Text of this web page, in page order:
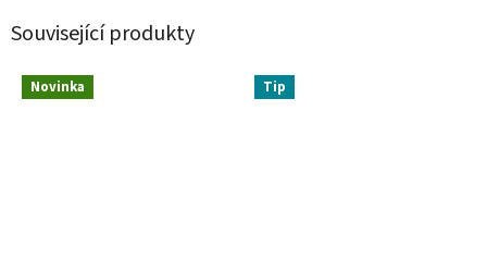
Související produkty
Novinka Tip